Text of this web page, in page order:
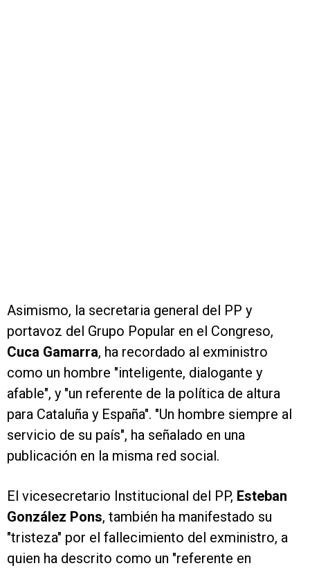
Asimismo, la secretaria general del PP y
portavoz del Grupo Popular en el Congreso,
Cuca Gamarra, ha recordado al exministro
como un hombre "inteligente, dialogante y
afable", y "un referente de la política de altura
para Cataluña y España". "Un hombre siempre al
servicio de su país", ha señalado en una
publicación en la misma red social.
El vicesecretario Institucional del PP, Esteban
González Pons, también ha manifestado su
"tristeza" por el fallecimiento del exministro, a
quien ha descrito como un "referente en